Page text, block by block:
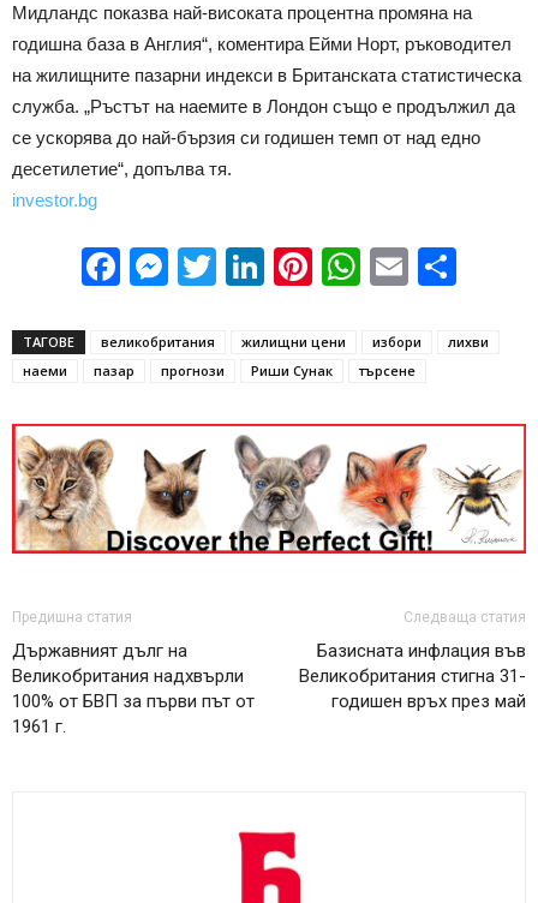
Мидландс показва най-високата процентна промяна на
годишна база в Англия“, коментира Ейми Норт, ръководител
на жилищните пазарни индекси в Британската статистическа
служба. „Ръстът на наемите в Лондон също е продължил да
се ускорява до най-бързия си годишен темп от над едно
десетилетие“, допълва тя.
investor.bg
Facebook
Messenger
Twitter
LinkedIn
Pinterest
WhatsApp
Email
ТАГОВЕ великобритания жилищни цени избори
лихви
наеми
пазар прогнози Риши Сунак търсене
Предишна статия
Държавният дълг на
Великобритания надхвърли
100% от БВП за първи път от
1961 г.
Следваща статия
Базисната инфлация във
Великобритания стигна 31-
годишен връх през май